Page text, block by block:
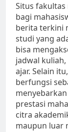
Situs
bagi
berita terkini
studi yang
bisa
jadwal
ajar. Selain
berfungsi
prestasi
citra
maupun luar